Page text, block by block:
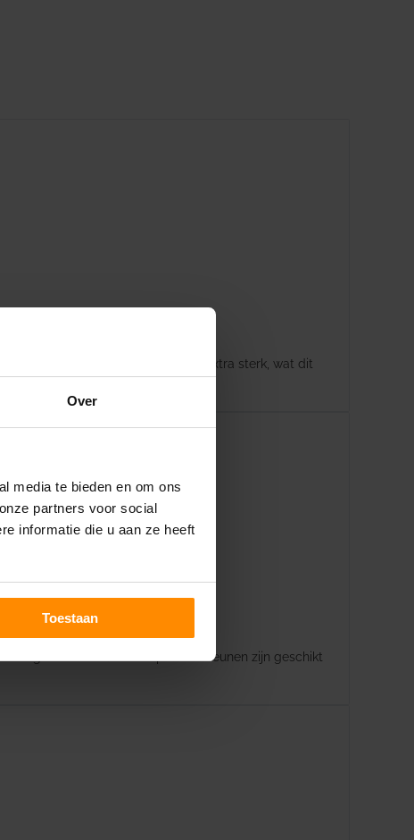
Over
media te bieden en om ons
partners voor social
informatie die u aan ze heeft
Toestaan
De armen van de Prestige zijn extra sterk, wat dit
de gevel te verdelen en plafondsteunen zijn geschikt